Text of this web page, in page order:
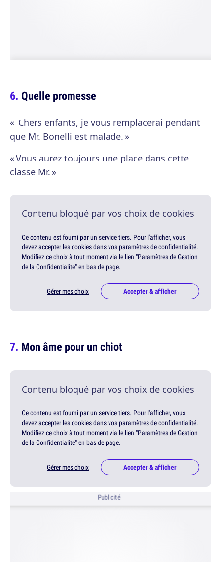
Quelle promesse
« Chers enfants, je vous remplacerai pendant
que Mr. Bonelli est malade. »
« Vous aurez toujours une place dans cette
classe Mr. »
Contenu bloqué par vos choix de cookies
Ce contenu est fourni par un service tiers. Pour l'afficher, vous
devez accepter les cookies dans vos paramètres de confidentialité.
Modifiez ce choix à tout moment via le lien "Paramètres de Gestion
de la Confidentialité" en bas de page.
Gérer mes choix Accepter & afficher
Mon âme pour un chiot
Contenu bloqué par vos choix de cookies
Ce contenu est fourni par un service tiers. Pour l'afficher, vous
devez accepter les cookies dans vos paramètres de confidentialité.
Modifiez ce choix à tout moment via le lien "Paramètres de Gestion
de la Confidentialité" en bas de page.
Gérer mes choix Accepter & afficher
Publicité